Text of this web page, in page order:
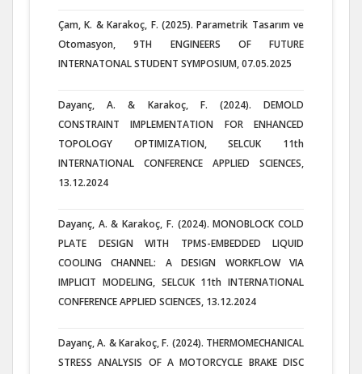
Çam, K. & Karakoç, F. (2025). Parametrik Tasarım ve
Otomasyon, 9TH ENGINEERS OF FUTURE
INTERNATONAL STUDENT SYMPOSIUM, 07.05.2025
Dayanç, A. & Karakoç, F. (2024). DEMOLD
CONSTRAINT IMPLEMENTATION FOR ENHANCED
TOPOLOGY OPTIMIZATION, SELCUK 11th
INTERNATIONAL CONFERENCE APPLIED SCIENCES,
13.12.2024
Dayanç, A. & Karakoç, F. (2024). MONOBLOCK COLD
PLATE DESIGN WITH TPMS-EMBEDDED LIQUID
COOLING CHANNEL: A DESIGN WORKFLOW VIA
IMPLICIT MODELING, SELCUK 11th INTERNATIONAL
CONFERENCE APPLIED SCIENCES, 13.12.2024
Dayanç, A. & Karakoç, F. (2024). THERMOMECHANICAL
STRESS ANALYSIS OF A MOTORCYCLE BRAKE DISC